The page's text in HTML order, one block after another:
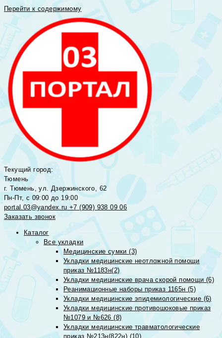
Перейти к содержимому
Текущий город:
Тюмень
г. Тюмень, ул. Дзержинского, 62
Пн-Пт, с 09:00 до 19:00
portal.03@yandex.ru +7 (909) 938 09 06
Заказать звонок
Каталог
Все укладки
Медицинские сумки (3)
Укладки медицинские неотложной помощи
приказ №1183н(2)
Укладки медицинские врача скорой помощи (6)
Реанимационные наборы приказ 1165н (5)
Укладки медицинские эпидемиологические (6)
Укладки медицинские противошоковые приказ
№1079 и №626 (8)
Укладки медицинские травматологические
приказ №213н(822н) (10)